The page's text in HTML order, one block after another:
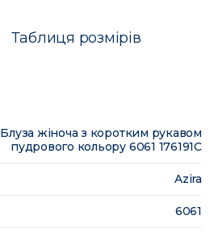
Таблиця розмірів
Блуза жіноча з коротким рукавом
пудрового кольору 6061 176191C
Azira
6061